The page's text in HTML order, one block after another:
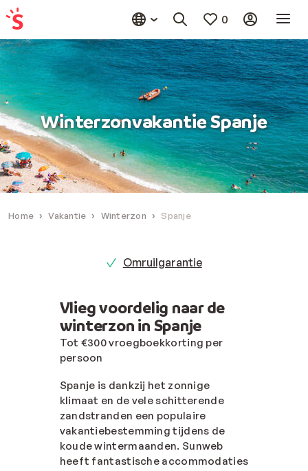
0
Winterzonvakantie Spanje
Home Vakantie Winterzon Spanje
Omruilgarantie
Vlieg voordelig naar de
winterzon in Spanje
Tot €300 vroegboekkorting per
persoon
Spanje is dankzij het zonnige
klimaat en de vele schitterende
zandstranden een populaire
vakantiebestemming tijdens de
koude wintermaanden. Sunweb
heeft fantastische accommodaties